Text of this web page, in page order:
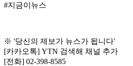
#지금이뉴스
※ '당신의 제보가 뉴스가 됩니다'
[카카오톡] YTN 검색해 채널 추가
[전화] 02-398-8585